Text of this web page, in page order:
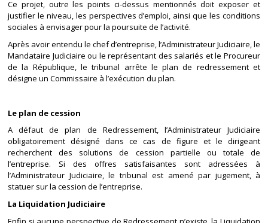
Ce projet, outre les points ci-dessus mentionnés doit exposer et
justifier le niveau, les perspectives d’emploi, ainsi que les conditions
sociales à envisager pour la poursuite de l’activité.
Après avoir entendu le chef d’entreprise, l’Administrateur Judiciaire, le
Mandataire Judiciaire ou le représentant des salariés et le Procureur
de la République, le tribunal arrête le plan de redressement et
désigne un Commissaire à l’exécution du plan.
Le plan de cession
A défaut de plan de Redressement, l’Administrateur Judiciaire
obligatoirement désigné dans ce cas de figure et le dirigeant
recherchent des solutions de cession partielle ou totale de
l’entreprise. Si des offres satisfaisantes sont adressées à
l’Administrateur Judiciaire, le tribunal est amené par jugement, à
statuer sur la cession de l’entreprise.
La Liquidation Judiciaire